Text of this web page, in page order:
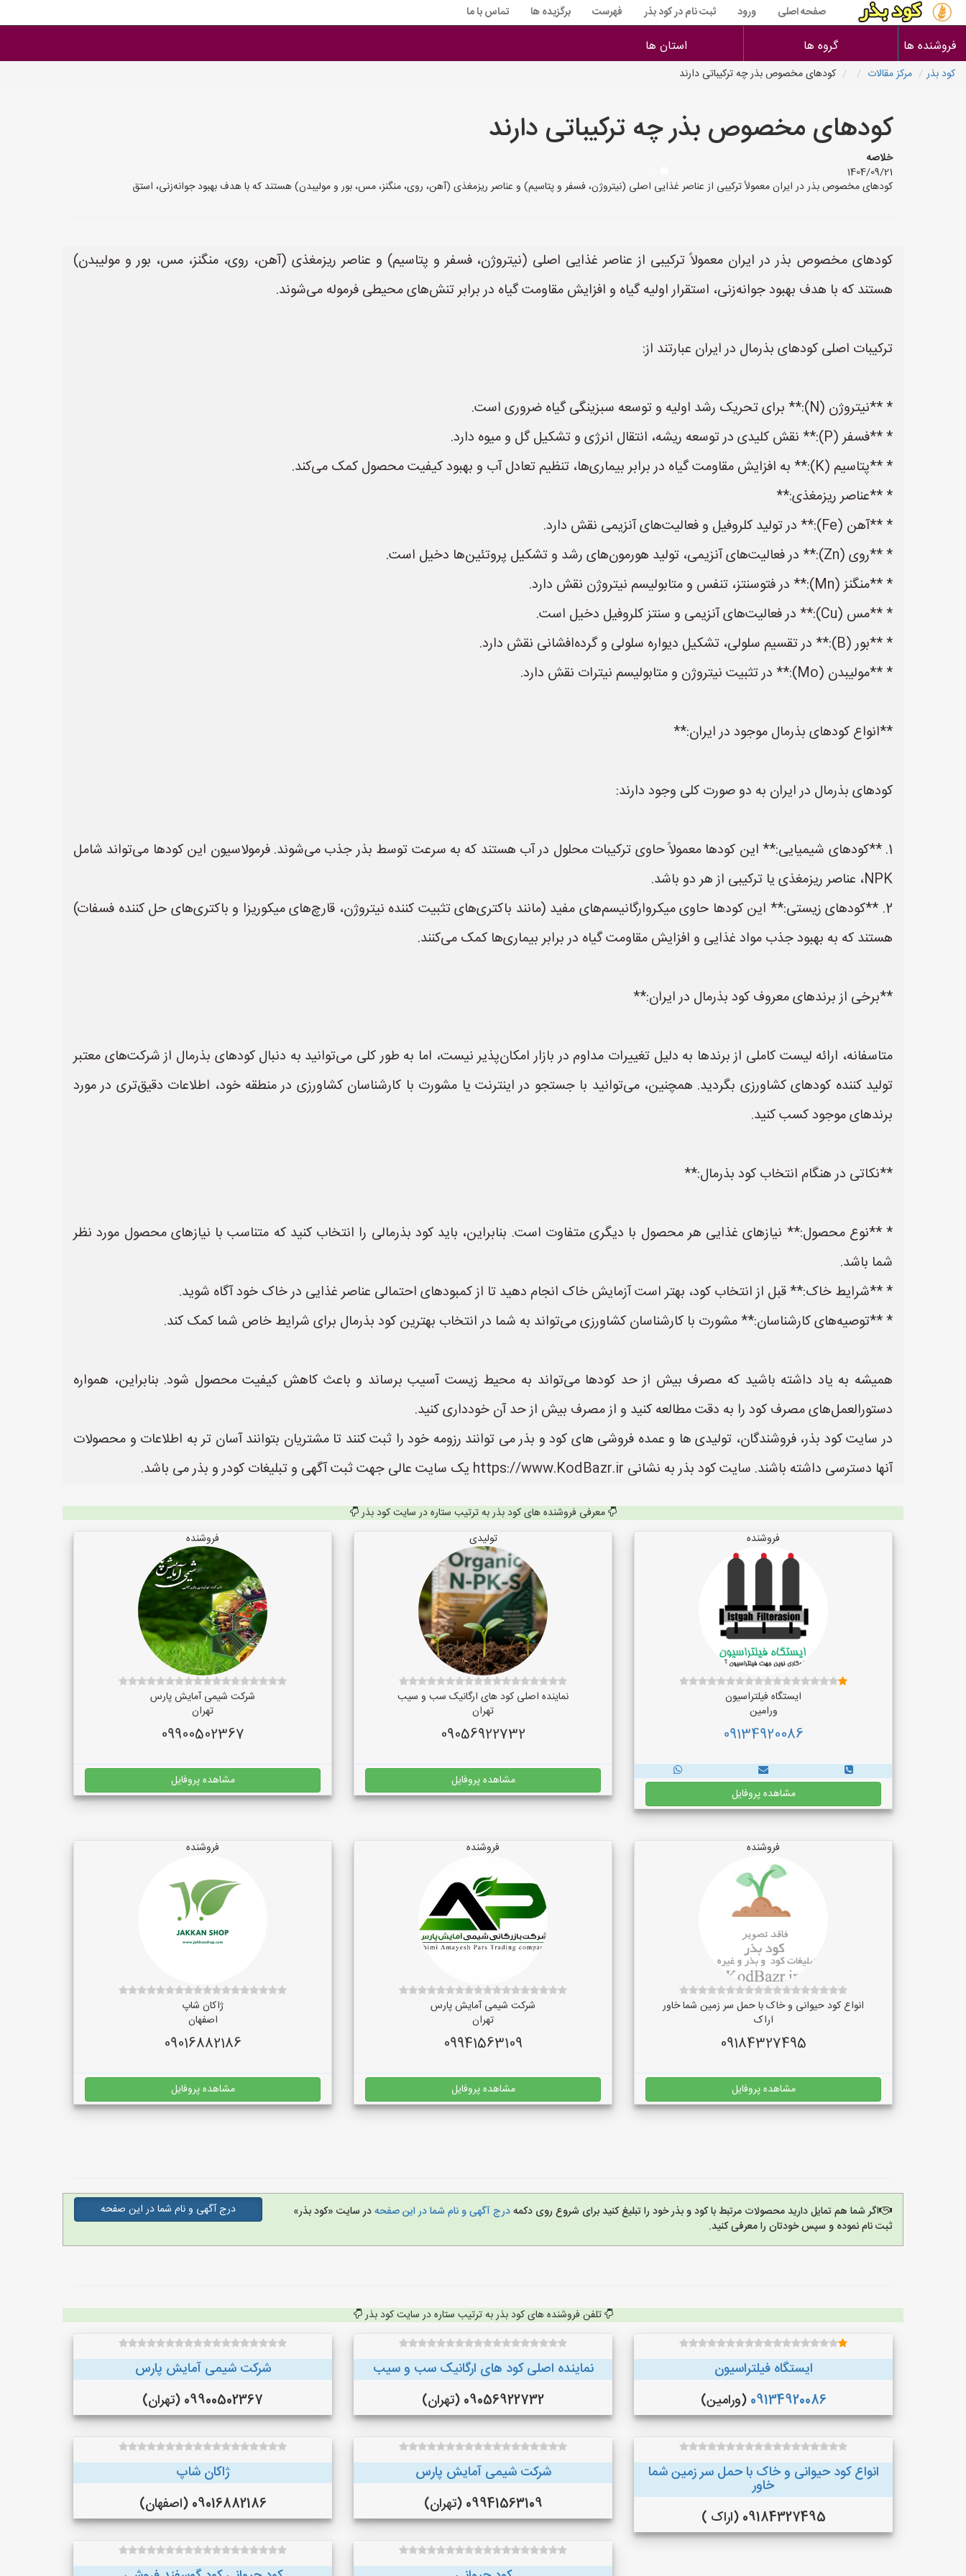
صفحه اصلی ورود ثبت نام در کود بذر فهرست برگزیده ها تماس با ما
فروشنده ها گروه ها استان ها
کود بذر مرکز مقالات کودهای مخصوص بذر چه ترکیباتی دارند
کودهای مخصوص بذر چه ترکیباتی دارند
خلاصه
1404/09/21
کودهای مخصوص بذر در ایران معمولاً ترکیبی از عناصر غذایی اصلی (نیتروژن، فسفر و پتاسیم) و عناصر ریزمغذی (آهن، روی، منگنز، مس، بور و مولیبدن) هستند که با هدف بهبود جوانه‌زنی، استق
کودهای مخصوص بذر در ایران معمولاً ترکیبی از عناصر غذایی اصلی (نیتروژن، فسفر و پتاسیم) و عناصر ریزمغذی (آهن، روی، منگنز، مس، بور و مولیبدن)
هستند که با هدف بهبود جوانه‌زنی، استقرار اولیه گیاه و افزایش مقاومت گیاه در برابر تنش‌های محیطی فرموله می‌شوند.
ترکیبات اصلی کودهای بذرمال در ایران عبارتند از:
* **نیتروژن (N):** برای تحریک رشد اولیه و توسعه سبزینگی گیاه ضروری است.
* **فسفر (P):** نقش کلیدی در توسعه ریشه، انتقال انرژی و تشکیل گل و میوه دارد.
* **پتاسیم (K):** به افزایش مقاومت گیاه در برابر بیماری‌ها، تنظیم تعادل آب و بهبود کیفیت محصول کمک می‌کند.
* **عناصر ریزمغذی:**
* **آهن (Fe):** در تولید کلروفیل و فعالیت‌های آنزیمی نقش دارد.
* **روی (Zn):** در فعالیت‌های آنزیمی، تولید هورمون‌های رشد و تشکیل پروتئین‌ها دخیل است.
* **منگنز (Mn):** در فتوسنتز، تنفس و متابولیسم نیتروژن نقش دارد.
* **مس (Cu):** در فعالیت‌های آنزیمی و سنتز کلروفیل دخیل است.
* **بور (B):** در تقسیم سلولی، تشکیل دیواره سلولی و گرده‌افشانی نقش دارد.
* **مولیبدن (Mo):** در تثبیت نیتروژن و متابولیسم نیترات نقش دارد.
**انواع کودهای بذرمال موجود در ایران:**
کودهای بذرمال در ایران به دو صورت کلی وجود دارند:
1. **کودهای شیمیایی:** این کودها معمولاً حاوی ترکیبات محلول در آب هستند که به سرعت توسط بذر جذب می‌شوند. فرمولاسیون این کودها می‌تواند شامل
NPK، عناصر ریزمغذی یا ترکیبی از هر دو باشد.
2. **کودهای زیستی:** این کودها حاوی میکروارگانیسم‌های مفید (مانند باکتری‌های تثبیت کننده نیتروژن، قارچ‌های میکوریزا و باکتری‌های حل کننده فسفات)
هستند که به بهبود جذب مواد غذایی و افزایش مقاومت گیاه در برابر بیماری‌ها کمک می‌کنند.
**برخی از برندهای معروف کود بذرمال در ایران:**
متاسفانه، ارائه لیست کاملی از برندها به دلیل تغییرات مداوم در بازار امکان‌پذیر نیست، اما به طور کلی می‌توانید به دنبال کودهای بذرمال از شرکت‌های معتبر
تولید کننده کودهای کشاورزی بگردید. همچنین، می‌توانید با جستجو در اینترنت یا مشورت با کارشناسان کشاورزی در منطقه خود، اطلاعات دقیق‌تری در مورد
برندهای موجود کسب کنید.
**نکاتی در هنگام انتخاب کود بذرمال:**
* **نوع محصول:** نیازهای غذایی هر محصول با دیگری متفاوت است. بنابراین، باید کود بذرمالی را انتخاب کنید که متناسب با نیازهای محصول مورد نظر
شما باشد.
* **شرایط خاک:** قبل از انتخاب کود، بهتر است آزمایش خاک انجام دهید تا از کمبودهای احتمالی عناصر غذایی در خاک خود آگاه شوید.
* **توصیه‌های کارشناسان:** مشورت با کارشناسان کشاورزی می‌تواند به شما در انتخاب بهترین کود بذرمال برای شرایط خاص شما کمک کند.
همیشه به یاد داشته باشید که مصرف بیش از حد کودها می‌تواند به محیط زیست آسیب برساند و باعث کاهش کیفیت محصول شود. بنابراین، همواره
دستورالعمل‌های مصرف کود را به دقت مطالعه کنید و از مصرف بیش از حد آن خودداری کنید.
در سایت کود بذر، فروشندگان، تولیدی ها و عمده فروشی های کود و بذر می توانند رزومه خود را ثبت کنند تا مشتریان بتوانند آسان تر به اطلاعات و محصولات
آنها دسترسی داشته باشند. سایت کود بذر به نشانی https://www.KodBazr.ir یک سایت عالی جهت ثبت آگهی و تبلیغات کودر و بذر می باشد.
معرفی فروشنده های کود بذر به ترتیب ستاره در سایت کود بذر
فروشنده
ایستگاه فیلتراسیون
ورامین
09134920086
مشاهده پروفایل
تولیدی
نماینده اصلی کود های ارگانیک سب و سیب
تهران
09056922732
مشاهده پروفایل
فروشنده
شرکت شیمی آمایش پارس
تهران
09900502367
مشاهده پروفایل
فروشنده
انواع کود حیوانی و خاک با حمل سر زمین شما خاور
اراک
09184327495
مشاهده پروفایل
فروشنده
شرکت شیمی آمایش پارس
تهران
09941563109
مشاهده پروفایل
فروشنده
ژاکان شاپ
اصفهان
09016882186
مشاهده پروفایل
اگر شما هم تمایل دارید محصولات مرتبط با کود و بذر خود را تبلیغ کنید برای شروع روی دکمهدرج آگهی و نام شما در این صفحهدر سایت «کود بذر»
ثبت نام نموده و سپس خودتان را معرفی کنید.
درج آگهی و نام شما در این صفحه
تلفن فروشنده های کود بذر به ترتیب ستاره در سایت کود بذر
ایستگاه فیلتراسیون
09134920086 (ورامین)
نماینده اصلی کود های ارگانیک سب و سیب
09056922732 (تهران)
شرکت شیمی آمایش پارس
09900502367 (تهران)
انواع کود حیوانی و خاک با حمل سر زمین شما
خاور
09184327495 (اراک )
شرکت شیمی آمایش پارس
09941563109 (تهران)
ژاکان شاپ
09016882186 (اصفهان)